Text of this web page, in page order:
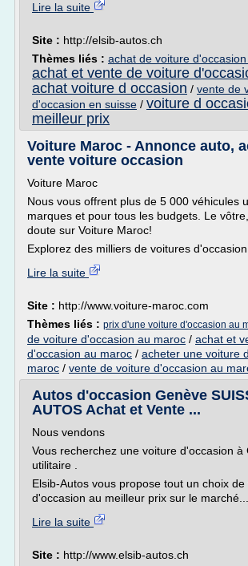
Lire la suite
Site : http://elsib-autos.ch
Thèmes liés : achat de voiture
achat et vente de voiture
achat voiture d occasion / vente de
d'occasion en suisse / voiture d
meilleur prix
Voiture Maroc - Annonce auto,
vente voiture occasion
Voiture Maroc
Nous vous offrent plus de 5 000 véhicules
marques et pour tous les budgets. Le
doute sur Voiture Maroc!
Explorez des milliers de voitures d'occasion
Lire la suite
Site : http://www.voiture-maroc.com
Thèmes liés : prix d'une voiture d'occasion au
de voiture d'occasion au maroc / achat et
d'occasion au maroc / acheter une voiture
maroc / vente de voiture d'occasion au
Autos d'occasion Genève
AUTOS Achat et Vente ...
Nous vendons
Vous recherchez une voiture d'occasion à
utilitaire .
Elsib-Autos vous propose tout un choix de
d'occasion au meilleur prix sur le marché...
Lire la suite
Site : http://www.elsib-autos.ch